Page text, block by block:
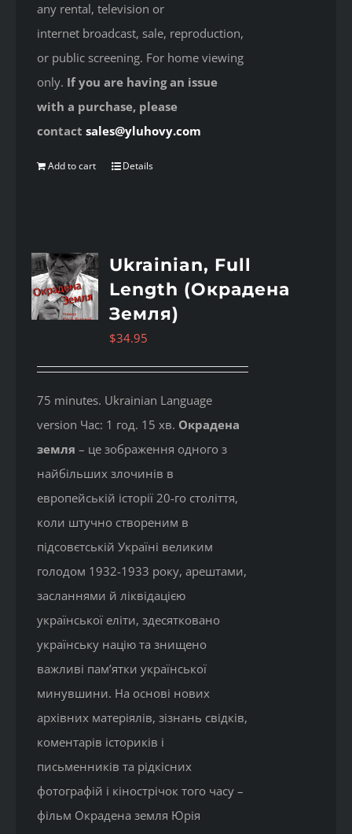
any rental, television or
internet broadcast, sale, reproduction,
or public screening. For home viewing
only. If you are having an issue
with a purchase, please
contactsales@yluhovy.com
Add to cart Details
Ukrainian, Full
Length (Окрадена
Земля)
$34.95
75 minutes. Ukrainian Language
version Час: 1 год. 15 хв. Окрадена
земля – це зображення одного з
найбільших злочинів в
европейській історії 20-го століття,
коли штучно створеним в
підсовєтській Україні великим
голодом 1932-1933 року, арештами,
засланнями й ліквідацією
української еліти, здесятковано
українську націю та знищено
важливі пам’ятки української
минувшини. На основі нових
архівних матеріялів, зізнань свідків,
коментарів істориків і
письменників та рідкісних
фотографій і кінострічок того часу –
фільм Окрадена земля Юрія